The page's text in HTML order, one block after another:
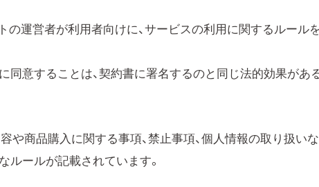
の運営者が利用者向けに、サービスの利用に関するルール
同意することは、契約書に署名するのと同じ法的効果があ
や商品購入に関する事項、禁止事項、個人情報の取り扱い
ルールが記載されています。